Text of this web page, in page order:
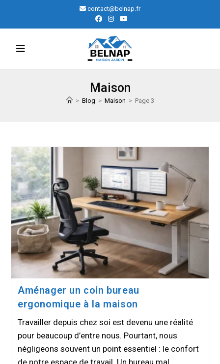
content
contact@belnap.fr
Maison
> Blog > Maison > Page 3
Aménager un coin bureau
ergonomique à la maison
Travailler depuis chez soi est devenu une réalité
pour beaucoup d’entre nous. Pourtant, nous
négligeons souvent un point essentiel : le confort